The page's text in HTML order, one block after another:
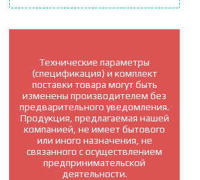
Технические параметры
(спецификация) и комплект
поставки товара могут быть
изменены производителем без
предварительного уведомления.
Продукция, предлагаемая нашей
компанией, не имеет бытового
или иного назначения, не
связанного с осуществлением
предпринимательской
деятельности.